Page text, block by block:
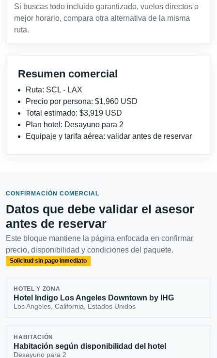
Si buscas todo incluido garantizado, vuelos directos o
mejor horario, compara otra alternativa de la misma
ruta.
Resumen comercial
Ruta: SCL - LAX
Precio por persona: $1,960 USD
Total estimado: $3,919 USD
Plan hotel: Desayuno para 2
Equipaje y tarifa aérea: validar antes de reservar
CONFIRMACIÓN COMERCIAL
Datos que debe validar el asesor
antes de reservar
Este bloque mantiene la página enfocada en confirmar
precio, disponibilidad y condiciones del paquete.
Solicitud sin pago inmediato
HOTEL Y ZONA
Hotel Indigo Los Angeles Downtown by IHG
Los Angeles, California, Estados Unidos
HABITACIÓN
Habitación según disponibilidad del hotel
Desayuno para 2